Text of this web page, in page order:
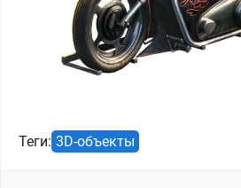
Теги: 3D-объекты